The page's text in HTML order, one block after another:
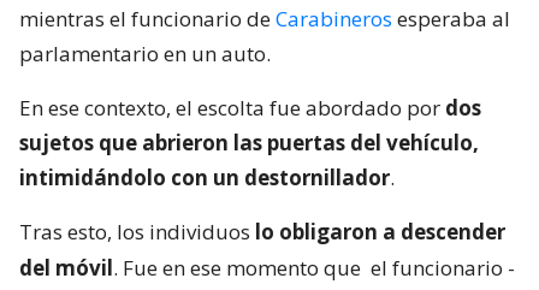
mientras el funcionario deCarabineros esperaba al
parlamentario en un auto.
En ese contexto, el escolta fue abordado por dos
sujetos que abrieron las puertas del vehículo,
intimidándolo con un destornillador.
Tras esto, los individuos lo obligaron a descender
del móvil. Fue en ese momento que el funcionario -